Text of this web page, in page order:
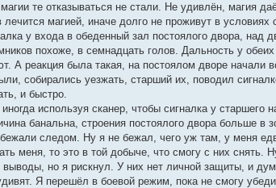
те отказываться не стали. Не удивлён, магия
лечится магией, иначе долго не проживут в
у входа в обеденный зал постоялого двора, над
похоже, в семнадцать голов. Дальность у
А реакция была такая, на постоялом дворе
собирались уезжать, старший их, поводил
и быстро.
используя сканер, чтобы сигналка у
банальна, строения постоялого двора больше в
следом. Ну я не бежал, чего уж там, у меня
меня, то это в той добыче, что смогу с них снять.
выводы, но я рискнул. У них нет личной защиты, и
Я перешёл в боевой режим, пока не смогу